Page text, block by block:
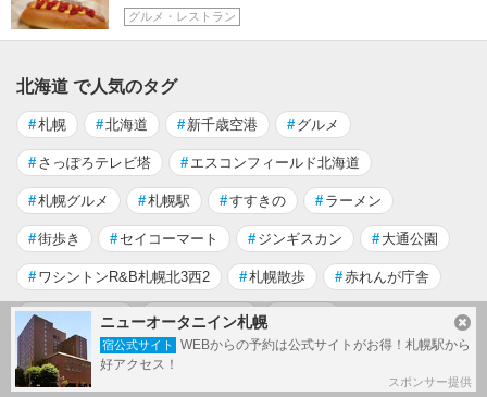
グルメ・レストラン
北海道 で人気のタグ
#札幌 #北海道 # 新千歳空港 # グルメ
# さっぽろテレビ塔 # エスコンフィールド北海道
#札幌グルメ #札幌駅 #すすきの # ラーメン
#街歩き # セイコーマート # ジンギスカン # 大通公園
# ワシントンR&B札幌北3西2 #札幌散歩 #赤れんが庁舎
#札幌市時計台 # 味噌ラーメン
もっと見る
ニューオータニイン札幌
宿公式サイト
WEBからの予約は公式サイトがお得！札幌駅から
好アクセス！
スポンサー提供